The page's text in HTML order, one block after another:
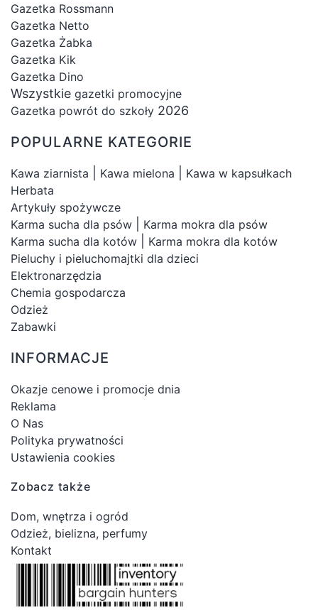
Gazetka Rossmann
Gazetka Netto
Gazetka Żabka
Gazetka Kik
Gazetka Dino
Wszystkie gazetki promocyjne
Gazetka powrót do szkoły 2026
POPULARNE KATEGORIE
Kawa ziarnista Kawa mielona
Kawa w kapsułkach
Herbata
Artykuły spożywcze
Karma sucha dla psów
Karma mokra dla psów
Karma sucha dla kotów
Karma mokra dla kotów
Pieluchy i pieluchomajtki dla dzieci
Elektronarzędzia
Chemia gospodarcza
Odzież
Zabawki
INFORMACJE
Okazje cenowe i promocje dnia
Reklama
O Nas
Polityka prywatności
Ustawienia cookies
Zobacz także
Dom, wnętrza i ogród
Odzież, bielizna, perfumy
Kontakt